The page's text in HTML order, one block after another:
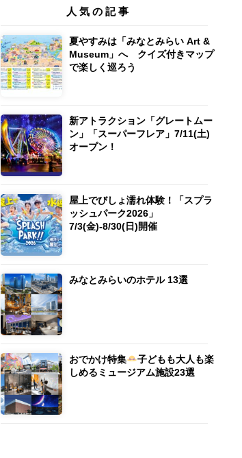
人気の記事
夏やすみは「みなとみらい Art &
Museum」へ クイズ付きマップ
で楽しく巡ろう
新アトラクション「グレートムー
ン」「スーパーフレア」7/11(土)
オープン！
屋上でびしょ濡れ体験！「スプラ
ッシュパーク2026」
7/3(金)-8/30(日)開催
みなとみらいのホテル 13選
おでかけ特集
子どもも大人も楽
しめるミュージアム施設23選